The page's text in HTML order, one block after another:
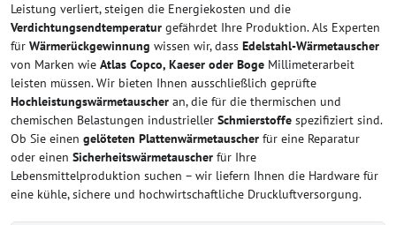
Leistung verliert, steigen die Energiekosten und die
Verdichtungsendtemperatur gefährdet Ihre Produktion. Als Experten
für Wärmerückgewinnung wissen wir, dass Edelstahl-Wärmetauscher
von Marken wie Atlas Copco, Kaeser oder Boge Millimeterarbeit
leisten müssen. Wir bieten Ihnen ausschließlich geprüfte
Hochleistungswärmetauscher an, die für die thermischen und
chemischen Belastungen industrieller Schmierstoffe spezifiziert sind.
Ob Sie einen gelöteten Plattenwärmetauscher für eine Reparatur
oder einen Sicherheitswärmetauscher für Ihre
Lebensmittelproduktion suchen – wir liefern Ihnen die Hardware für
eine kühle, sichere und hochwirtschaftliche Druckluftversorgung.